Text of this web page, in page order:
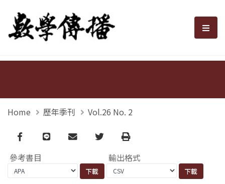
數學傳播 選
Home 歷年季刊 Vol.26 No. 2
Facebook
line email TwitterPrint
參考書目 輸出格式